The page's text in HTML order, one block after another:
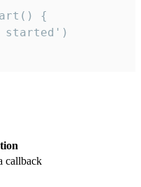
{
started')
callback